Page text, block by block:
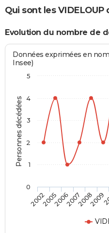
Qui sont les
Evolution du nombre de
Personnes décédées
Données exprimées en
Insee)
200220052006200720082009
0
1
2
3
4
5